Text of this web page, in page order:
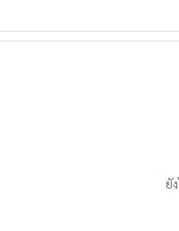
ยั